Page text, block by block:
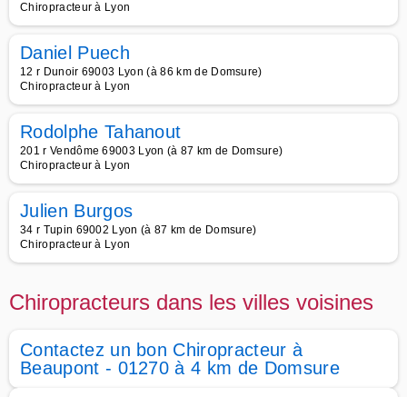
Chiropracteur à Lyon
Daniel Puech
12 r Dunoir 69003 Lyon (à 86 km de Domsure)
Chiropracteur à Lyon
Rodolphe Tahanout
201 r Vendôme 69003 Lyon (à 87 km de Domsure)
Chiropracteur à Lyon
Julien Burgos
34 r Tupin 69002 Lyon (à 87 km de Domsure)
Chiropracteur à Lyon
Chiropracteurs dans les villes voisines
Contactez un bon Chiropracteur à
Beaupont - 01270 à 4 km de Domsure